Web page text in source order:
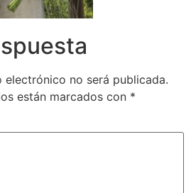
no será publicada.
están marcados con *